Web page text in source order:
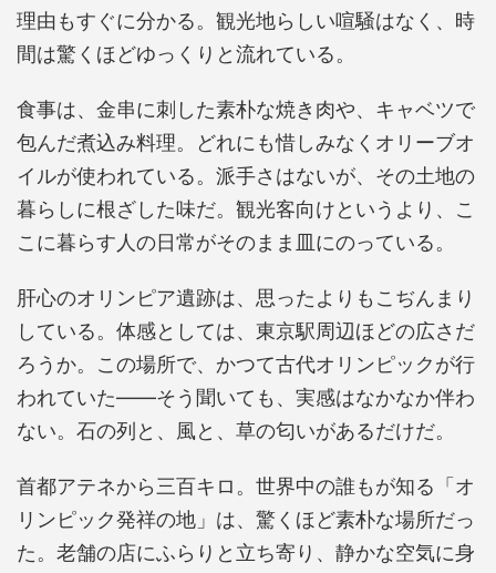
理由もすぐに分かる。観光地らしい喧騒はなく、時
間は驚くほどゆっくりと流れている。
食事は、金串に刺した素朴な焼き肉や、キャベツで
包んだ煮込み料理。どれにも惜しみなくオリーブオ
イルが使われている。派手さはないが、その土地の
暮らしに根ざした味だ。観光客向けというより、こ
こに暮らす人の日常がそのまま皿にのっている。
肝心のオリンピア遺跡は、思ったよりもこぢんまり
している。体感としては、東京駅周辺ほどの広さだ
ろうか。この場所で、かつて古代オリンピックが行
われていた——そう聞いても、実感はなかなか伴わ
ない。石の列と、風と、草の匂いがあるだけだ。
首都アテネから三百キロ。世界中の誰もが知る「オ
リンピック発祥の地」は、驚くほど素朴な場所だっ
た。老舗の店にふらりと立ち寄り、静かな空気に身